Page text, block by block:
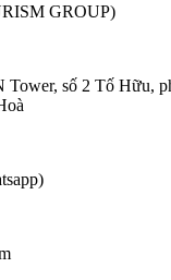
GROUP)
Tower, số 2 Tố Hữu,